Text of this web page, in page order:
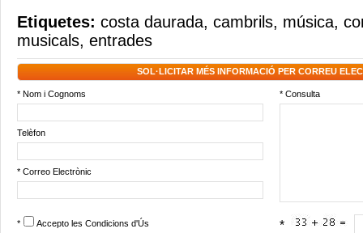
Etiquetes: costa daurada, cambrils, música,
musicals, entrades
SOL·LICITAR MÉS INFORMACIÓ PER CORREU
* Nom i Cognoms * Consulta
Telèfon
* Correo Electrònic
* Accepto les Condicions d'Ús *